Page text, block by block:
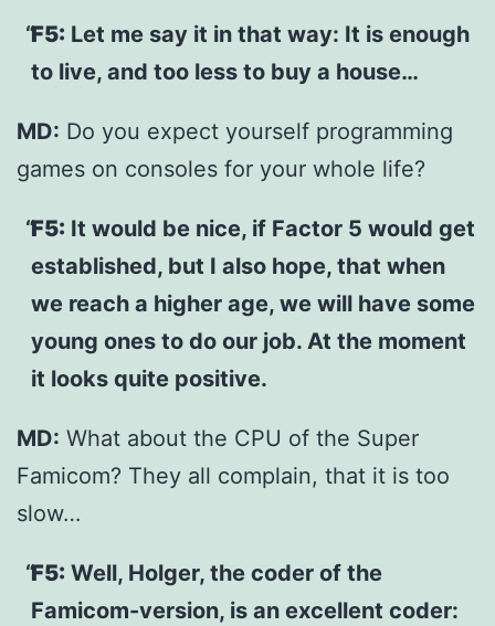
F5: Let me say it in that way: It is enough
to live, and too less to buy a house…
MD: Do you expect yourself programming
games on consoles for your whole life?
F5: It would be nice, if Factor 5 would get
established, but I also hope, that when
we reach a higher age, we will have some
young ones to do our job. At the moment
it looks quite positive.
MD: What about the CPU of the Super
Famicom? They all complain, that it is too
slow…
F5: Well, Holger, the coder of the
Famicom-version, is an excellent coder: